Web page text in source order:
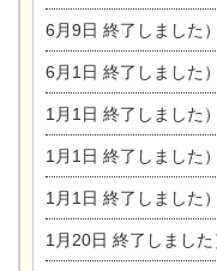
6月9日 終了しました
6月1日 終了しました
1月1日 終了しました）5月
1月1日 終了しました）3月16日
1月1日 終了しました）2
1月20日 終了しました）1月20日は